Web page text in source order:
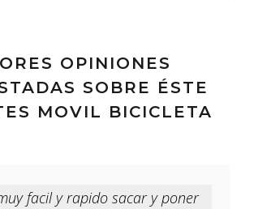
OPINIONES
SOBRE ÉSTE
MOVIL BICICLETA
facil y rapido sacar y poner